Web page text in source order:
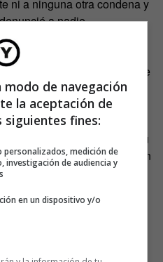
ni a ninguna otra condena y
a nadie.
no haber escrito ninguna
el año 1955.
y fue
digno de verse.
son más decentes, más
en Kolimá no se ha
varón que acompañara a su
los acompañaban, y en
Rabinóvich, la esposa de
(trabajadores libres y
los millonarios del
de navegación
la aceptación de
siguientes fines:
personalizados, medición de
investigación de audiencia y
en un dispositivo y/o